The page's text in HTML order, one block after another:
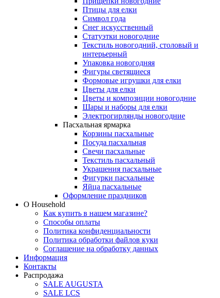
Птицы для елки
Символ года
Снег искусственный
Статуэтки новогодние
Текстиль новогодний, столовый и
интерьерный
Упаковка новогодняя
Фигуры светящиеся
Формовые игрушки для елки
Цветы для елки
Цветы и композиции новогодние
Шары и наборы для елки
Электрогирлянды новогодние
Пасхальная ярмарка
Корзины пасхальные
Посуда пасхальная
Свечи пасхальные
Текстиль пасхальный
Украшения пасхальные
Фигурки пасхальные
Яйца пасхальные
Оформление праздников
О Household
Как купить в нашем магазине?
Способы оплаты
Политика конфиденциальности
Политика обработки файлов куки
Соглашение на обработку данных
Информация
Контакты
Распродажа
SALE AUGUSTA
SALE LCS